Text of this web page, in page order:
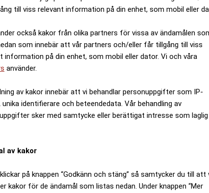
till viss relevant information på din enhet, som mobil eller
också kakor från olika partners för vissa av ändamålen
som innebär att vår partners och/eller får tillgång till viss
information på din enhet, som mobil eller dator. Vi och våra
använder.
av kakor innebär att vi behandlar personuppgifter som IP-
unika identifierare och beteendedata. Vår behandling av
sker med samtycke eller berättigat intresse som laglig
av kakor
på knappen “Godkänn och stäng” så samtycker du till att
kakor för de ändamål som listas nedan. Under knappen “Mer